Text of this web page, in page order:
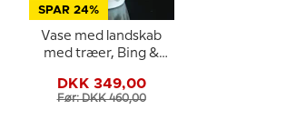
SPAR 24%
Vase med landskab
med træer, Bing &
eller 576-5247
DKK 349,00
Før: DKK 460,00